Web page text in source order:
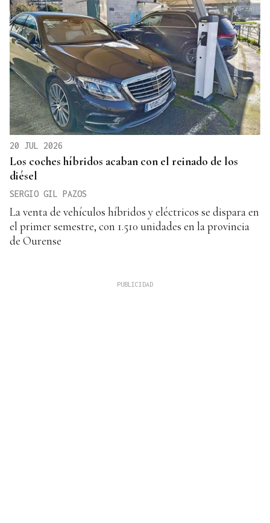
20 JUL 2026
Los coches híbridos acaban con el reinado de los
diésel
SERGIO GIL PAZOS
La venta de vehículos híbridos y eléctricos se dispara en
el primer semestre, con 1.510 unidades en la provincia
de Ourense